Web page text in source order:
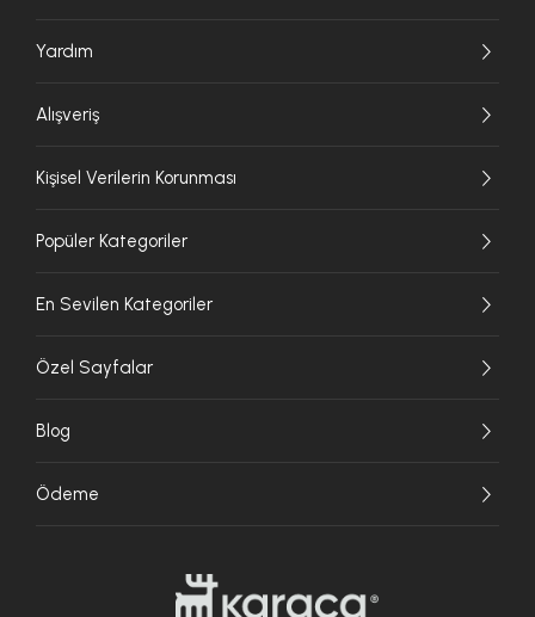
Yardım
Alışveriş
Kişisel Verilerin Korunması
Popüler Kategoriler
En Sevilen Kategoriler
Özel Sayfalar
Blog
Ödeme